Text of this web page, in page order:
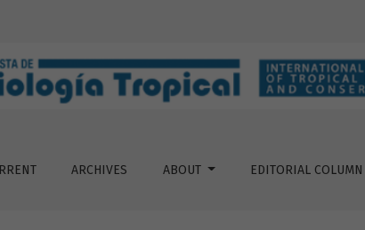
ARCHIVES ABOUT EDITORIAL COLUMN